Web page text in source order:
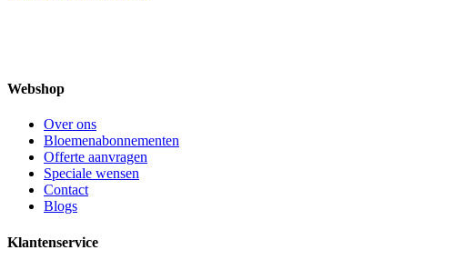
Webshop
Over ons
Bloemenabonnementen
Offerte aanvragen
Speciale wensen
Contact
Blogs
Klantenservice